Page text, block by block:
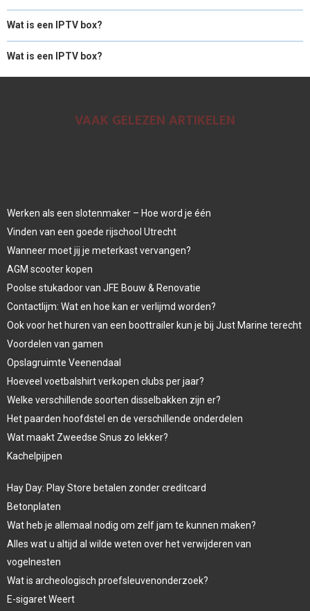
Wat is een IPTV box?
Wat is een IPTV box?
VAAK GELEZEN ARTIKELEN
Werken als een slotenmaker – Hoe word je één
Vinden van een goede rijschool Utrecht
Wanneer moet jij je meterkast vervangen?
AGM scooter kopen
Poolse stukadoor van JFE Bouw & Renovatie
Contactlijm: Wat en hoe kan er verlijmd worden?
Ook voor het huren van een boottrailer kun je bij Just Marine terecht
Voordelen van gamen
Opslagruimte Veenendaal
Hoeveel voetbalshirt verkopen clubs per jaar?
Welke verschillende soorten disselbakken zijn er?
Het paarden hoofdstel en de verschillende onderdelen
Wat maakt Zweedse Snus zo lekker?
Kachelpijpen
Hay Day: Play Store betalen zonder creditcard
Betonplaten
Wat heb je allemaal nodig om zelf jam te kunnen maken?
Alles wat u altijd al wilde weten over het verwijderen van
vogelnesten
Wat is archeologisch proefsleuvenonderzoek?
E-sigaret Weert